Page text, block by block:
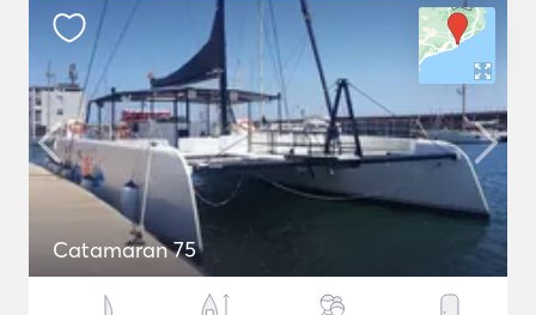
Catamaran 75